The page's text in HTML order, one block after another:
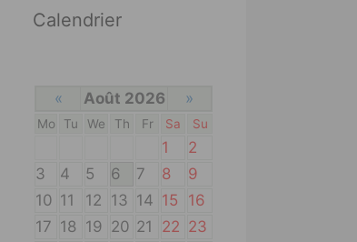
Calendrier
« Août 2026 »
Mo Tu We Th Fr Sa Su
1
2
3
4 5 6 7 8
9
10 11 12 13 14 15
16
17 18 19 20 21 22 23